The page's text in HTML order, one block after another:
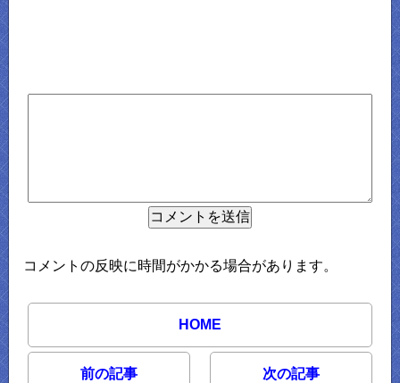
コメントの反映に時間がかかる場合があります。
HOME
前の記事 次の記事